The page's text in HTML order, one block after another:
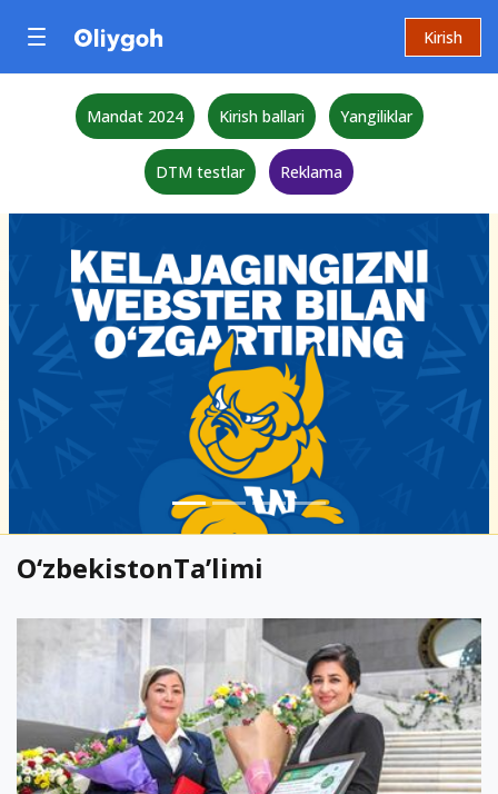
Kirish
Mandat 2024 Kirish ballari Yangiliklar
DTM testlar Reklama
O‘zbekistonTa’limi